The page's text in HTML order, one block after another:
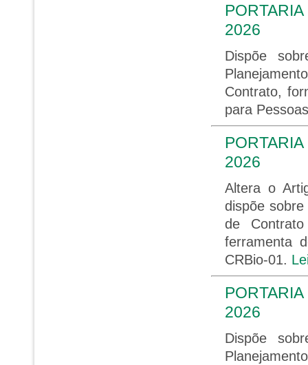
2026
Dispõe
Contrato,
para
2026
Altera o
dispõe
de
ferramenta
CRBio-01.
2026
Dispõe